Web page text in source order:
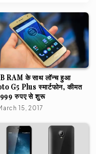
RAM के साथ लॉन्च हुआ
G5 Plus स्मार्टफोन, कीमत
रुपए से शुरू
15, 2017